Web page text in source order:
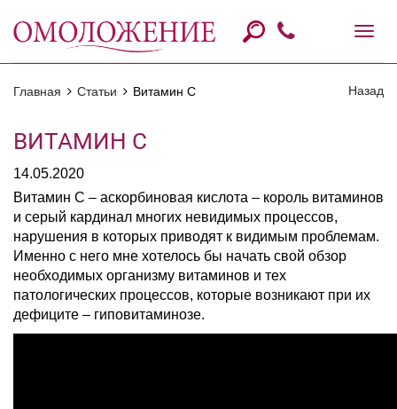
Назад
Главная Статьи Витамин С
ВИТАМИН С
14.05.2020
Витамин С – аскорбиновая кислота – король витаминов
и серый кардинал многих невидимых процессов,
нарушения в которых приводят к видимым проблемам.
Именно с него мне хотелось бы начать свой обзор
необходимых организму витаминов и тех
патологических процессов, которые возникают при их
дефиците – гиповитаминозе.